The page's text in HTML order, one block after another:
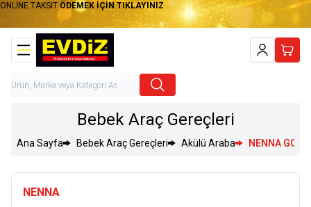
ONLİNE TAKSİT ÖDEMEK İÇİN TIKLAYINIZ
Hesabım
Bebek Araç Gereçleri
Ana Sayfa Bebek Araç Gereçleri Akülü Araba NENNA GO-
NENNA